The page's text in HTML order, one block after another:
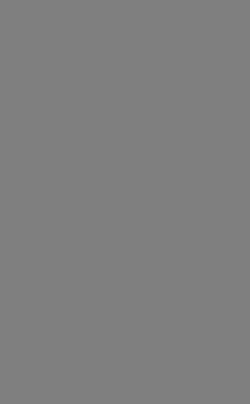
la fraîcheur éclatante de la
toute la vivacité de ses
elle allie douceur et intensité,
qui réveille les sens avec